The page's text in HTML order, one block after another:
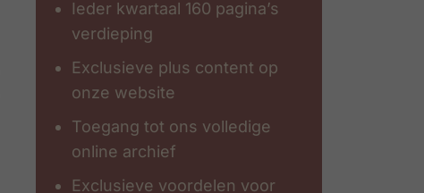
Ieder kwartaal 160 pagina’s
verdieping
Exclusieve plus content op
onze website
Toegang tot ons volledige
online archief
Exclusieve voordelen voor